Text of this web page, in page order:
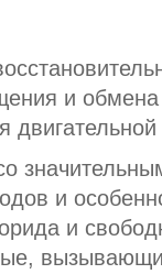
и
и
и